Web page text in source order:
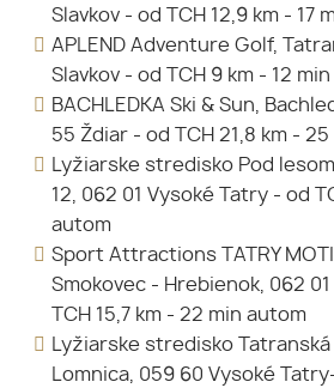
Slavkov - od TCH 12,9 km - 17
APLEND Adventure Golf,
Slavkov - od TCH 9 km - 12
BACHLEDKA Ski & Sun,
55 Ždiar - od TCH 21,8 km -
Lyžiarske stredisko Pod
12, 062 01 Vysoké Tatry - od
autom
Sport Attractions TATRY
Smokovec - Hrebienok, 062
TCH 15,7 km - 22 min autom
Lyžiarske stredisko
Lomnica, 059 60 Vysoké